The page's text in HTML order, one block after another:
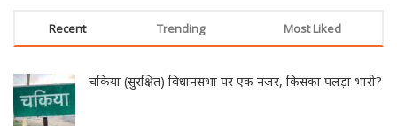
Recent Trending Most Liked
चकिया (सुरक्षित) विधानसभा पर एक नजर, किसका पलड़ा भारी?